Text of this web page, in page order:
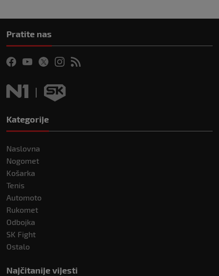
Pratite nas
Kategorije
Naslovna
Nogomet
Košarka
Tenis
Automoto
Rukomet
Odbojka
SK Fight
Ostalo
Najčitanije vijesti